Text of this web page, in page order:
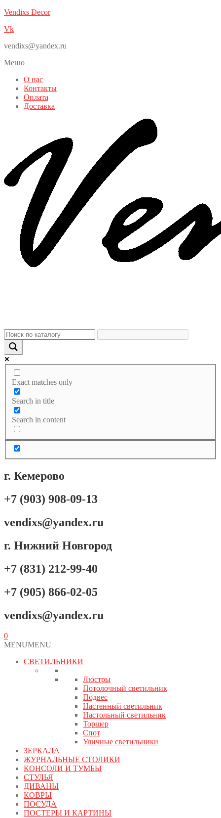
Vendixs Decor
Vk
vendixs@yandex.ru
Меню
О нас
Контакты
Оплата
Доставка
Exact matches only
Search in title
Search in content
г. Кемерово
+7 (903) 908-09-13
vendixs@yandex.ru
г. Нижний Новгород
+7 (831) 212-99-40
+7 (905) 866-02-05
vendixs@yandex.ru
0
MENUMENU
СВЕТИЛЬНИКИ
Люстры
Потолочный светильник
Подвес
Настенный светильник
Настольный светильник
Торшер
Спот
Уличные светильники
ЗЕРКАЛА
ЖУРНАЛЬНЫЕ СТОЛИКИ
КОНСОЛИ И ТУМБЫ
СТУЛЬЯ
ДИВАНЫ
КОВРЫ
ПОСУДА
ПОСТЕРЫ И КАРТИНЫ